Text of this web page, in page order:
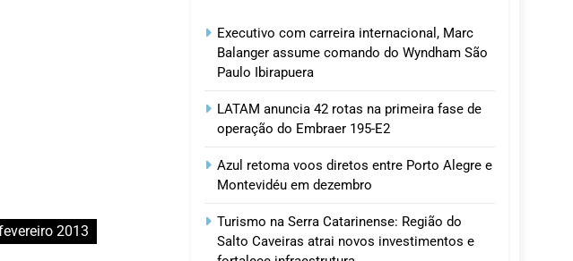
2013
Executivo com carreira internacional, Marc
Balanger assume comando do Wyndham São
Paulo Ibirapuera
LATAM anuncia 42 rotas na primeira fase de
operação do Embraer 195-E2
Azul retoma voos diretos entre Porto Alegre e
Montevidéu em dezembro
Turismo na Serra Catarinense: Região do
Salto Caveiras atrai novos investimentos e